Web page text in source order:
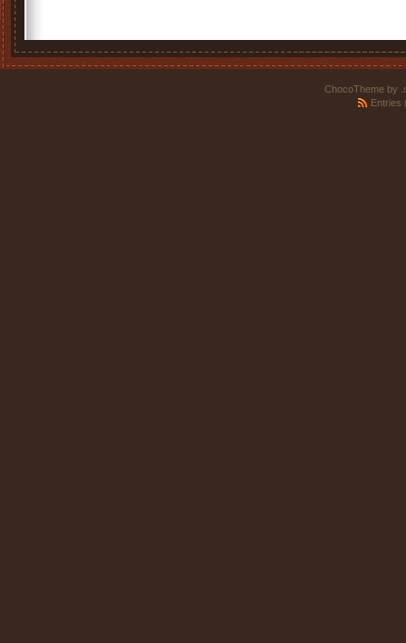
ChocoTheme by
Entries